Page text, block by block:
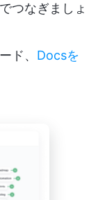
つなぎましょ
ド、 Docsを